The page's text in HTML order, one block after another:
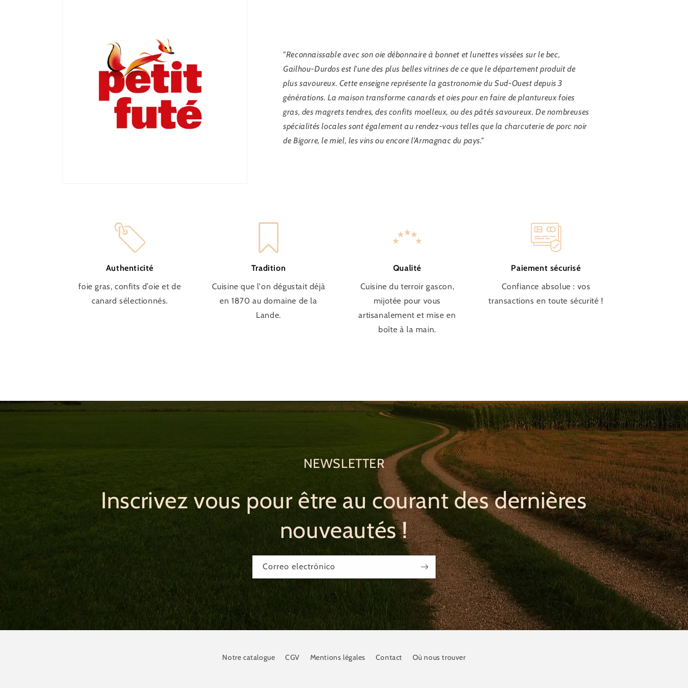
"Reconnaissable avec son oie débonnaire à bonnet et lunettes vissées sur le bec,
Gailhou-Durdos est l'une des plus belles vitrines de ce que le département produit de
plus savoureux. Cette enseigne représente la gastronomie du Sud-Ouest depuis 3
générations. La maison transforme canards et oies pour en faire de plantureux foies
gras, des magrets tendres, des confits moelleux, ou des pâtés savoureux. De nombreuses
spécialités locales sont également au rendez-vous telles que la charcuterie de porc noir
de Bigorre, le miel, les vins ou encore l'Armagnac du pays."
Authenticité
foie gras, confits d’oie et de
canard sélectionnés.
Tradition
Cuisine que l'on dégustait déjà
en 1870 au domaine de la
Lande.
Qualité
Cuisine du terroir gascon,
mijotée pour vous
artisanalement et mise en
boîte à la main.
Paiement sécurisé
Confiance absolue : vos
transactions en toute sécurité !
NEWSLETTER
Inscrivez vous pour être au courant des dernières
nouveautés !
Correo electrónico
Notre catalogue CGV Mentions légales Contact Où nous trouver